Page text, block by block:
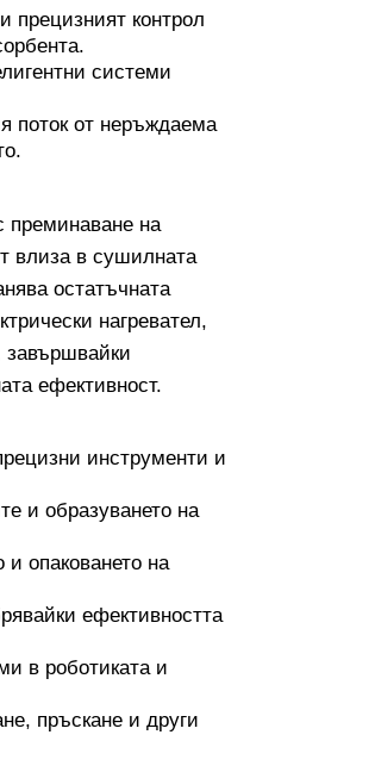
прецизният контрол
системи
поток от неръждаема
преминаване на
влиза в сушилната
остатъчната
нагревател,
завършвайки
ефективност.
инструменти и
и образуването на
опаковането на
ефективността
в роботиката и
пръскане и други